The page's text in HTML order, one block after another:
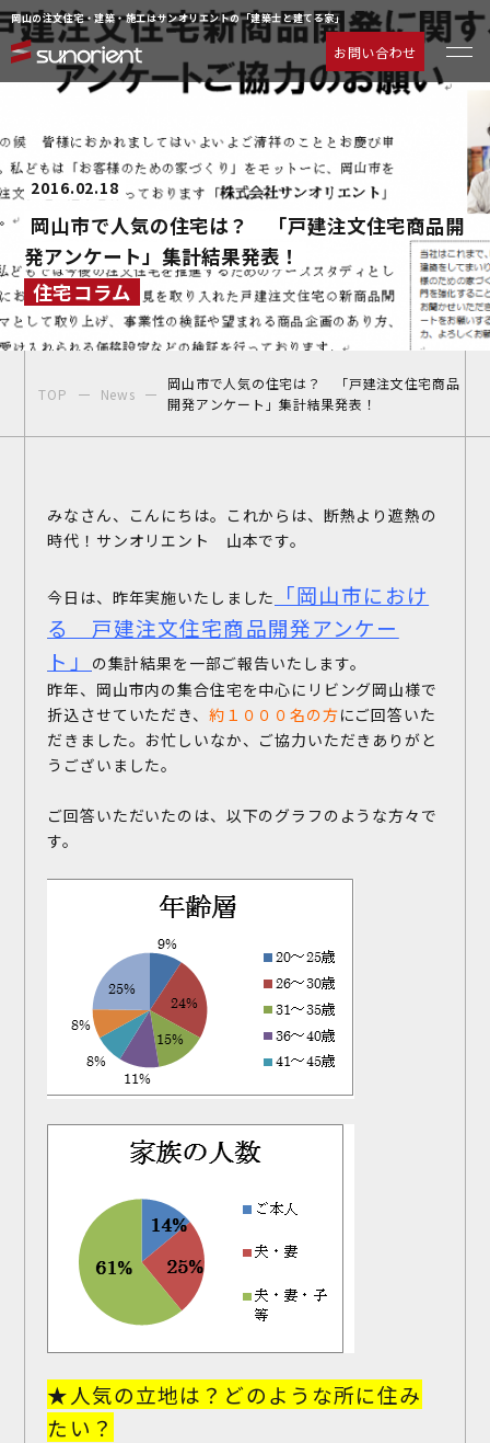
岡山の注文住宅・建築・施工はサンオリエントの「建築士と建てる家」
お問い合わせ
注文住宅について
ラインナップ
サービス
施工事例
物件情報
動画ギャラリー
よくあるご質問
企業情報
お知らせ
お問い合わせ
2016.02.18
岡山市で人気の住宅は？ 「戸建注文住宅商品開
発アンケート」集計結果発表！
住宅コラム
TOP News
岡山市で人気の住宅は？ 「戸建注文住宅商品
開発アンケート」集計結果発表！
みなさん、こんにちは。これからは、断熱より遮熱の
時代！サンオリエント 山本です。
今日は、昨年実施いたしました
「岡山市におけ
る 戸建注文住宅商品開発アンケー
ト」
の集計結果を一部ご報告いたします。
昨年、岡山市内の集合住宅を中心にリビング岡山様で
折込させていただき、 約１０００名の方にご回答いた
だきました。お忙しいなか、ご協力いただきありがと
うございました。
ご回答いただいたのは、以下のグラフのような方々で
す。
★人気の立地は？どのような所に住み
たい？